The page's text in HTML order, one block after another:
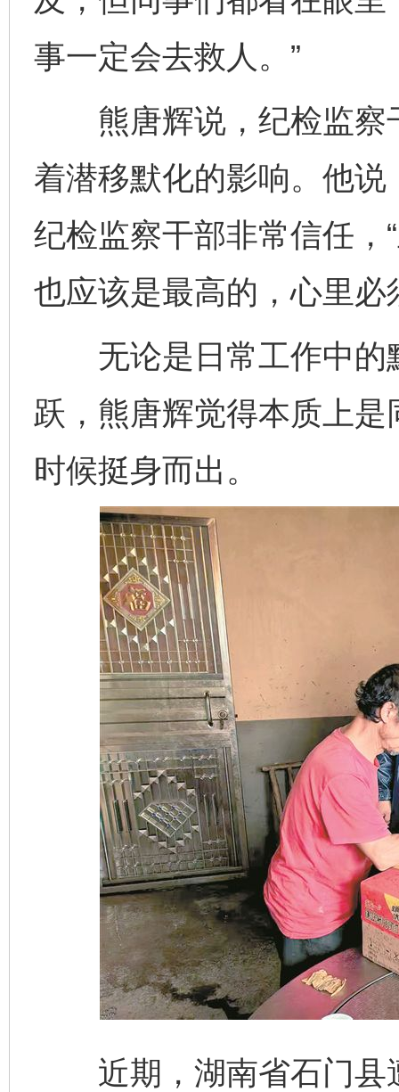
事一定会去救人。”
熊唐辉说，纪检监察
着潜移默化的影响。他
纪检监察干部非常信任，
也应该是最高的，心里必
无论是日常工作中的
跃，熊唐辉觉得本质上
时候挺身而出。
近期，湖南省石门县